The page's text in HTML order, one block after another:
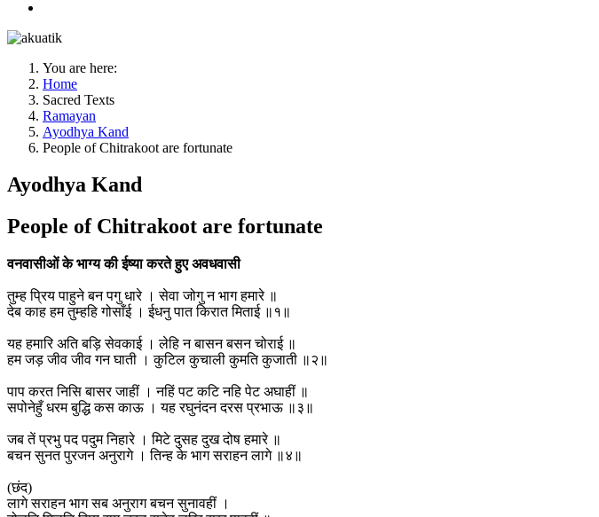
You are here:
Home
Sacred Texts
Ramayan
Ayodhya Kand
People of Chitrakoot are fortunate
Ayodhya Kand
People of Chitrakoot are fortunate
वनवासीओं के भाग्य की ईष्या करते हुए अवधवासी
तुम्ह प्रिय पाहुने बन पगु धारे । सेवा जोगु न भाग हमारे ॥
देब काह हम तुम्हहि गोसाँई । ईधनु पात किरात मिताई ॥१॥
यह हमारि अति बड़ि सेवकाई । लेहि न बासन बसन चोराई ॥
हम जड़ जीव जीव गन घाती । कुटिल कुचाली कुमति कुजाती ॥२॥
पाप करत निसि बासर जाहीं । नहिं पट कटि नहि पेट अघाहीं ॥
सपोनेहुँ धरम बुद्धि कस काऊ । यह रघुनंदन दरस प्रभाऊ ॥३॥
जब तें प्रभु पद पदुम निहारे । मिटे दुसह दुख दोष हमारे ॥
बचन सुनत पुरजन अनुरागे । तिन्ह के भाग सराहन लागे ॥४॥
(छंद)
लागे सराहन भाग सब अनुराग बचन सुनावहीं ।